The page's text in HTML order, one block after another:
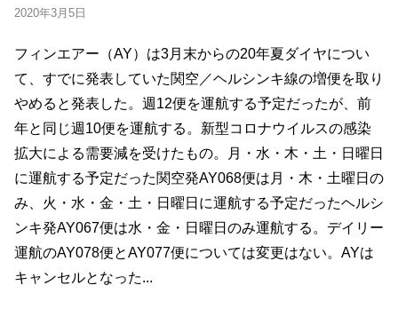
2020年3月5日
フィンエアー（AY）は3月末からの20年夏ダイヤについ
て、すでに発表していた関空／ヘルシンキ線の増便を取り
やめると発表した。週12便を運航する予定だったが、前
年と同じ週10便を運航する。新型コロナウイルスの感染
拡大による需要減を受けたもの。月・水・木・土・日曜日
に運航する予定だった関空発AY068便は月・木・土曜日の
み、火・水・金・土・日曜日に運航する予定だったヘルシ
ンキ発AY067便は水・金・日曜日のみ運航する。デイリー
運航のAY078便とAY077便については変更はない。AYは
キャンセルとなった...